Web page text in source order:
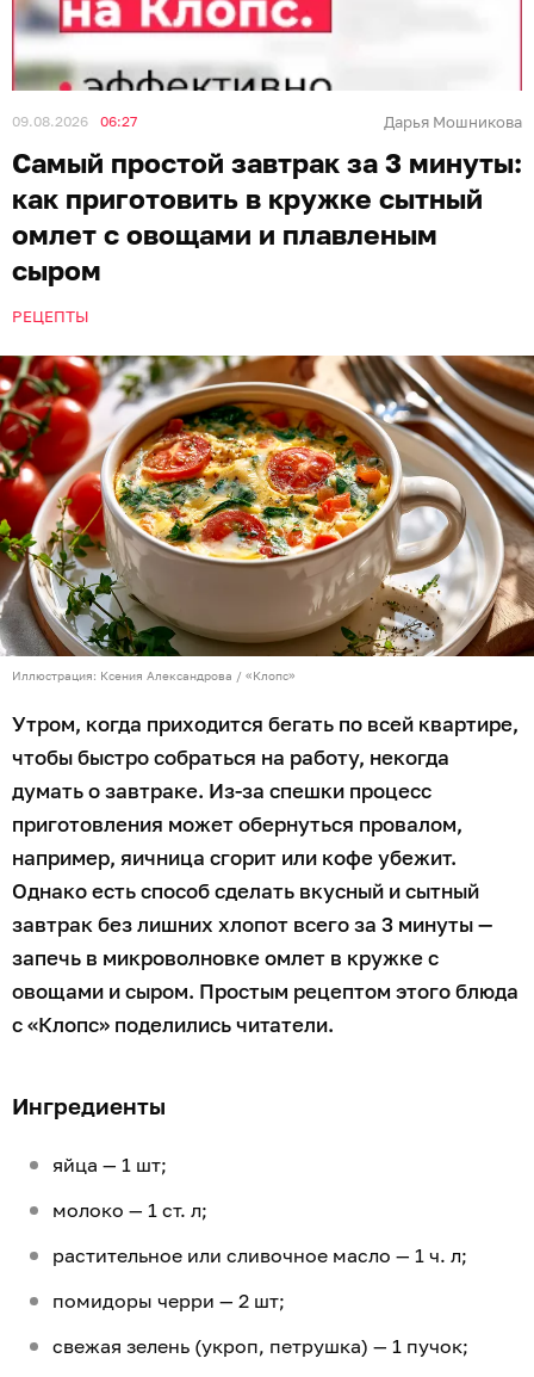
09.08.2026 06:27 Дарья Мошникова
Самый простой завтрак за 3 минуты:
как приготовить в кружке сытный
омлет с овощами и плавленым
сыром
РЕЦЕПТЫ
Иллюстрация: Ксения Александрова / «Клопс»
Утром, когда приходится бегать по всей квартире,
чтобы быстро собраться на работу, некогда
думать о завтраке. Из-за спешки процесс
приготовления может обернуться провалом,
например, яичница сгорит или кофе убежит.
Однако есть способ сделать вкусный и сытный
завтрак без лишних хлопот всего за 3 минуты —
запечь в микроволновке омлет в кружке с
овощами и сыром. Простым рецептом этого блюда
с «Клопс» поделились читатели.
Ингредиенты
яйца — 1 шт;
молоко — 1 ст. л;
растительное или сливочное масло — 1 ч. л;
помидоры черри — 2 шт;
свежая зелень (укроп, петрушка) — 1 пучок;